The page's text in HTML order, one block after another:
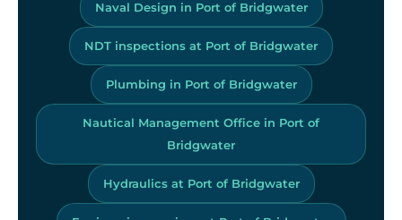
Naval Design in Port of Bridgwater
NDT inspections at Port of Bridgwater
Plumbing in Port of Bridgwater
Nautical Management Office in Port of
Bridgwater
Hydraulics at Port of Bridgwater